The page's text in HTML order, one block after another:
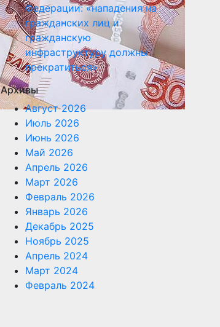
Федерации: «нападения на
гражданских лиц и
гражданскую
инфраструктуру должны
прекратиться»
Архивы
Август 2026
Июль 2026
Июнь 2026
Май 2026
Апрель 2026
Март 2026
Февраль 2026
Январь 2026
Декабрь 2025
Ноябрь 2025
Апрель 2024
Март 2024
Февраль 2024